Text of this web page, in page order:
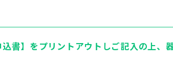
書】をプリントアウトしご記入の上、